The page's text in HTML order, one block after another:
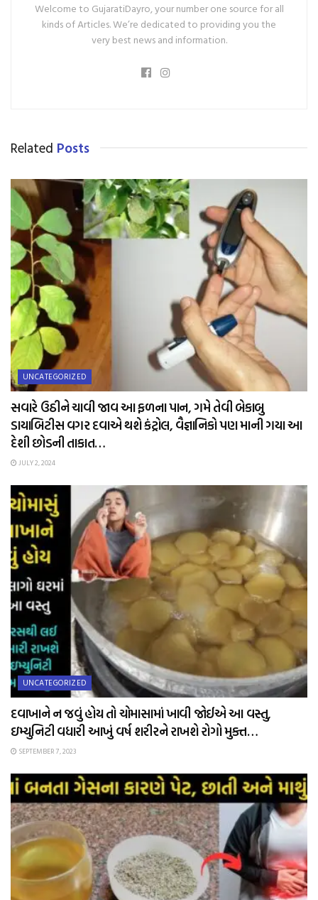
Welcome to GujaratiDayro, your number one source for all
kinds of Articles. We’re dedicated to providing you the
very best news and information.
Related Posts
UNCATEGORIZED
સવારે ઉઠીને ચાવી જાવ આ ફળના પાન, ગમે તેવી બેકાબુ
ડાયાબિટીસ વગર દવાએ થશે કંટ્રોલ, વૈજ્ઞાનિકો પણ માની ગયા આ
દેશી છોડની તાકાત…
JULY 2, 2024
UNCATEGORIZED
દવાખાને ન જવું હોય તો ચોમાસામાં ખાવી જોઈએ આ વસ્તુ,
ઇમ્યુનિટી વધારી આખું વર્ષ શરીરને રાખશે રોગો મુક્ત…
SEPTEMBER 7, 2023